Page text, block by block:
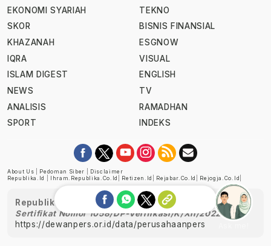
EKONOMI SYARIAH
SKOR
KHAZANAH
IQRA
ISLAM DIGEST
NEWS
ANALISIS
SPORT
TEKNO
BISNIS FINANSIAL
ESGNOW
VISUAL
ENGLISH
TV
RAMADHAN
INDEKS
About Us Pedoman Siber
Disclaimer
Republika.id
Ihram.republika.co.id Retizen.id Rejabar.co.id Rejogja.co.id
Republika telah diverifikasi oleh Dewan Pers
Sertifikat Nomor 1058/DP-Verifikasi/K/XII/2022
https://dewanpers.or.id/data/perusahaanpers